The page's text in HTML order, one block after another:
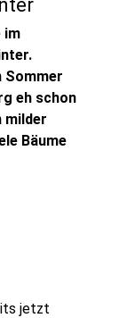
im
Sommer
eh schon
milder
Bäume
jetzt